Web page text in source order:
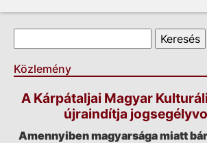
Keresés űrlap
Keresés
Közlemény
A Kárpátaljai Magyar
újraindítja
Amennyiben magyarsága miatt